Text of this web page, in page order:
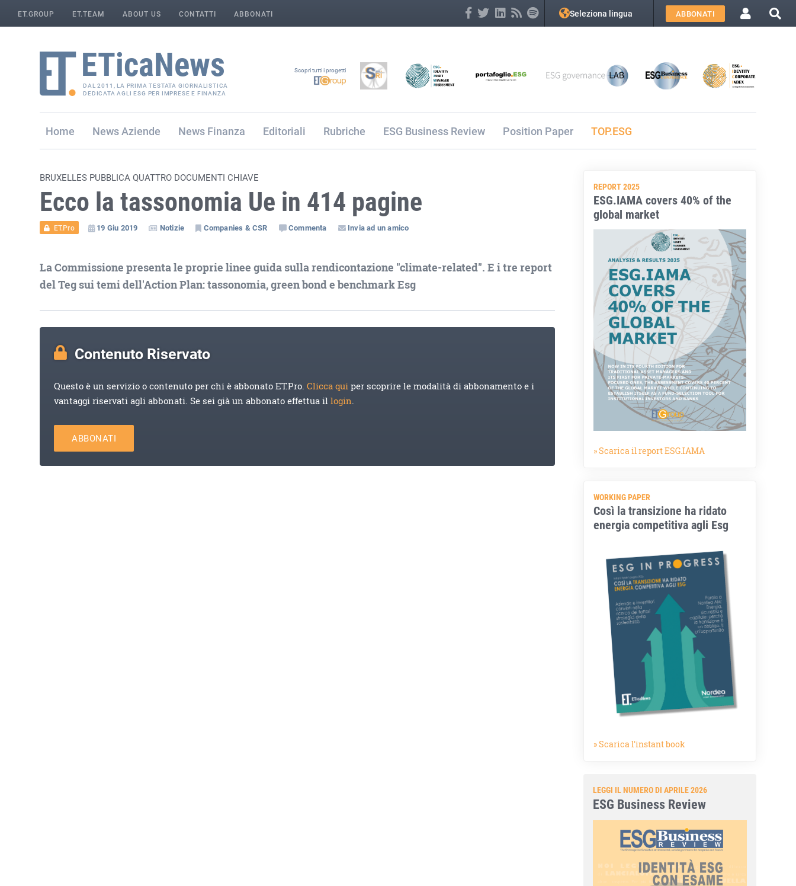
ET.GROUP ET.TEAM ABOUT US CONTATTI ABBONATI Seleziona lingua ABBONATI
DAL 2011, LA PRIMA TESTATA GIORNALISTICA
DEDICATA AGLI ESG PER IMPRESE E FINANZA
Scopri tutti i progetti
Home Aziende Finanza Editoriali Rubriche ESG Business Review Position Paper TOP.ESG
BRUXELLES PUBBLICA QUATTRO DOCUMENTI CHIAVE
Ecco la tassonomia Ue in 414 pagine
ET.Pro 19 Giu 2019 Notizie Companies & CSR Commenta Invia ad un amico
La Commissione presenta le proprie linee guida sulla rendicontazione "climate-related". E i tre report
del Teg sui temi dell'Action Plan: tassonomia, green bond e benchmark Esg
Contenuto Riservato
Questo è un servizio o contenuto per chi è abbonato ET.Pro.Clicca quiper scoprire le modalità di abbonamento e i
vantaggi riservati agli abbonati. Se sei già un abbonato effettua illogin.
ABBONATI
REPORT 2025
ESG.IAMA covers 40% of the
global market
» Scarica il report ESG.IAMA
WORKING PAPER
Così la transizione ha ridato
energia competitiva agli Esg
» Scarica l'instant book
LEGGI IL NUMERO DI APRILE 2026
ESG Business Review